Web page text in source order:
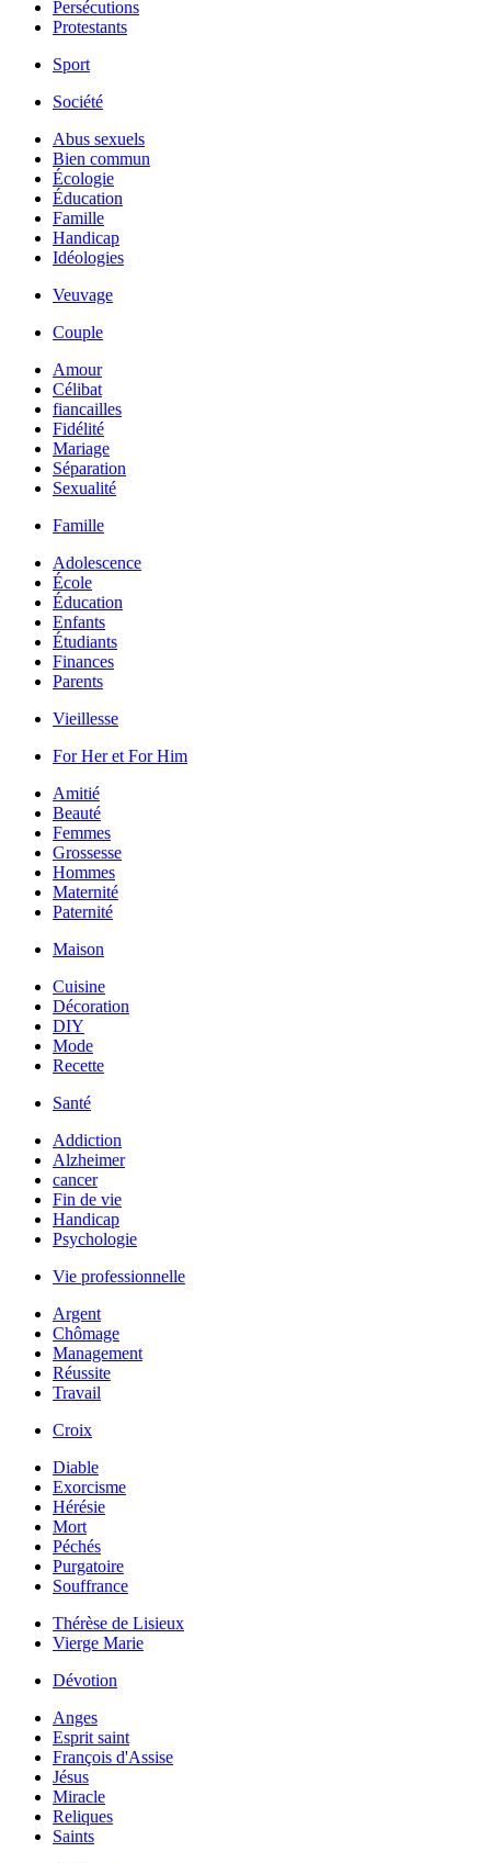
Persécutions
Protestants
Sport
Société
Abus sexuels
Bien commun
Écologie
Éducation
Famille
Handicap
Idéologies
Veuvage
Couple
Amour
Célibat
fiancailles
Fidélité
Mariage
Séparation
Sexualité
Famille
Adolescence
École
Éducation
Enfants
Étudiants
Finances
Parents
Vieillesse
For Her et For Him
Amitié
Beauté
Femmes
Grossesse
Hommes
Maternité
Paternité
Maison
Cuisine
Décoration
DIY
Mode
Recette
Santé
Addiction
Alzheimer
cancer
Fin de vie
Handicap
Psychologie
Vie professionnelle
Argent
Chômage
Management
Réussite
Travail
Croix
Diable
Exorcisme
Hérésie
Mort
Péchés
Purgatoire
Souffrance
Thérèse de Lisieux
Vierge Marie
Dévotion
Anges
Esprit saint
François d'Assise
Jésus
Miracle
Reliques
Saints